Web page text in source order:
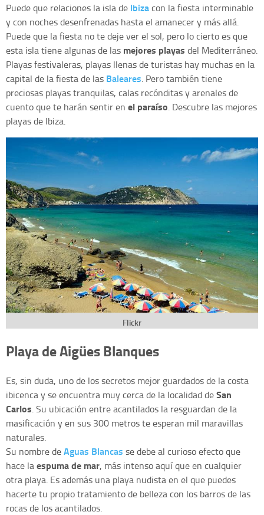
Puede que relaciones la isla de Ibizacon la fiesta interminable
y con noches desenfrenadas hasta el amanecer y más allá.
Puede que la fiesta no te deje ver el sol, pero lo cierto es que
esta isla tiene algunas de las mejores playas del Mediterráneo.
Playas festivaleras, playas llenas de turistas hay muchas en la
capital de la fiesta de las Baleares. Pero también tiene
preciosas playas tranquilas, calas recónditas y arenales de
cuento que te harán sentir en el paraíso. Descubre las mejores
playas de Ibiza.
Flickr
Playa de Aigües Blanques
Es, sin duda, uno de los secretos mejor guardados de la costa
ibicenca y se encuentra muy cerca de la localidad deSan
Carlos. Su ubicación entre acantilados la resguardan de la
masificación y en sus 300 metros te esperan mil maravillas
naturales.
Su nombre deAguas Blancas se debe al curioso efecto que
hace laespuma de mar, más intenso aquí que en cualquier
otra playa. Es además una playa nudista en el que puedes
hacerte tu propio tratamiento de belleza con los barros de las
rocas de los acantilados.